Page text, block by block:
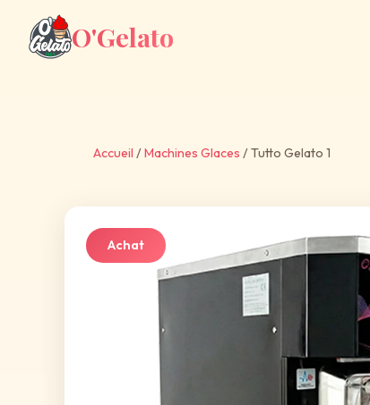
O'Gelato
Accueil /Machines Glaces /Tutto Gelato 1
Achat